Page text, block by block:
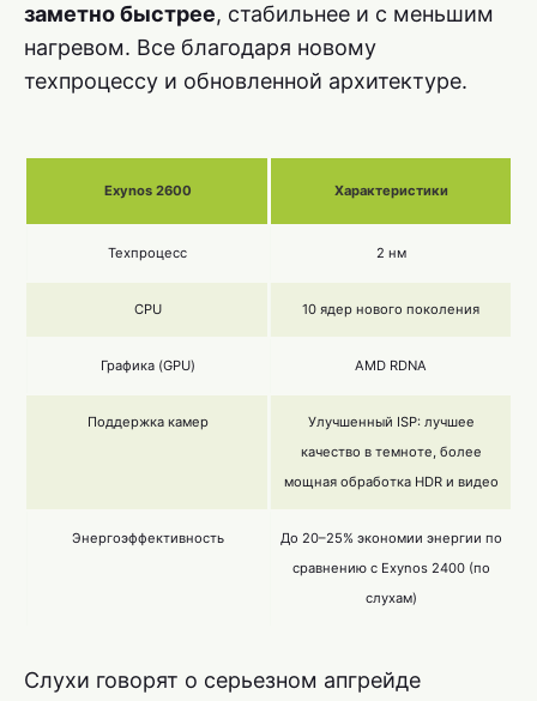
заметно быстрее, стабильнее и с меньшим
нагревом. Все благодаря новому
техпроцессу и обновленной архитектуре.
Exynos 2600 Характеристики
Техпроцесс 2 нм
CPU 10 ядер нового поколения
Графика (GPU) AMD RDNA
Поддержка камер
Улучшенный ISP: лучшее
качество в темноте, более
мощная обработка HDR и видео
Энергоэффективность
До 20–25% экономии энергии по
сравнению с Exynos 2400 (по
слухам)
Слухи говорят о серьезном апгрейде